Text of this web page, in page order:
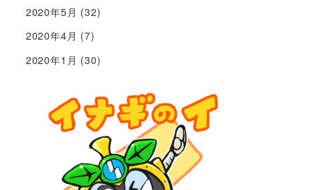
2020年5月 (32)
2020年4月 (7)
2020年1月 (30)